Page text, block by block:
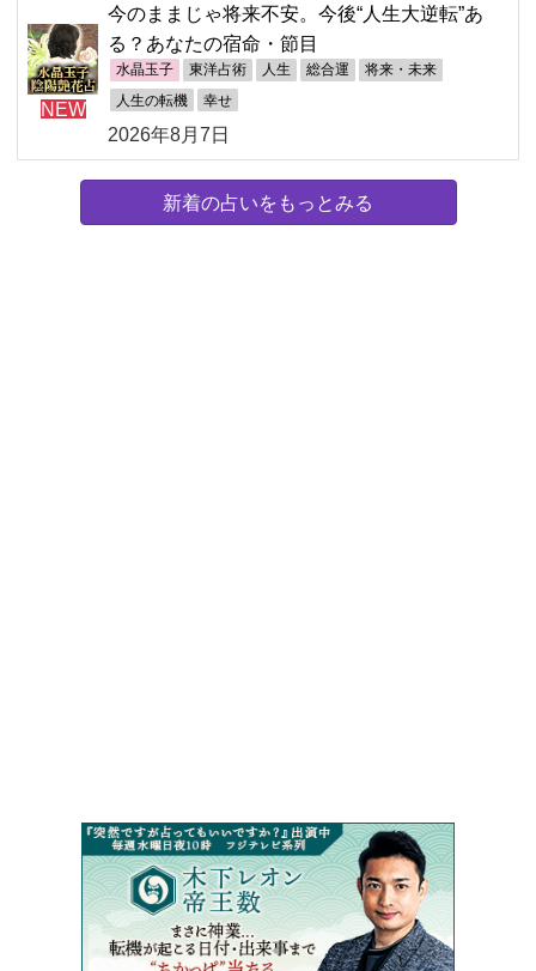
NEW
今のままじゃ将来不安。今後“人生大逆転”あ
る？あなたの宿命・節目
水晶玉子 東洋占術 人生 総合運 将来・未来
人生の転機 幸せ
2026年8月7日
新着の占いをもっとみる